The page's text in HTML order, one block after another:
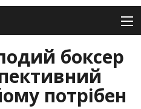
боксер
потрібен